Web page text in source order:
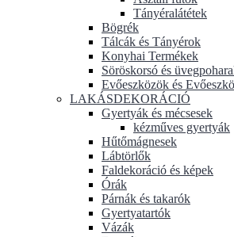
Tányéralátétek
Bögrék
Tálcák és Tányérok
Konyhai Termékek
Söröskorsó és
Evőeszközök és
LAKÁSDEKORÁCIÓ
Gyertyák és mécsesek
kézműves gyertyák
Hűtőmágnesek
Lábtörlők
Faldekoráció és képek
Órák
Párnák és takarók
Gyertyatartók
Vázák